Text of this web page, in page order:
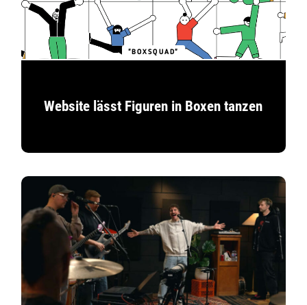
"BOXSQUAD"
Website lässt Figuren in Boxen tanzen